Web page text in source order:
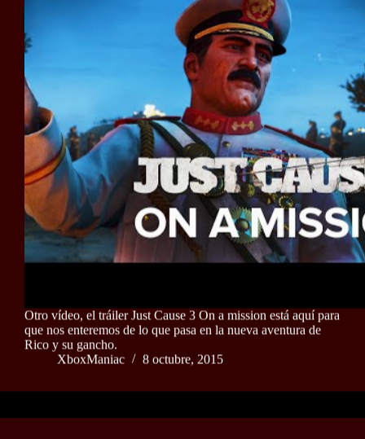
Otro vídeo, el tráiler Just Cause 3 On a mission está aquí para
que nos enteremos de lo que pasa en la nueva aventura de
Rico y su gancho.
XboxManiac
8 octubre, 2015